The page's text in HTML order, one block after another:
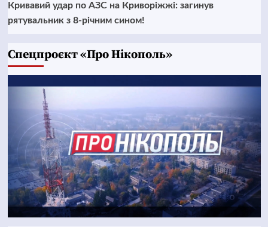
Кривавий удар по АЗС на Криворіжжі: загинув
рятувальник з 8-річним сином!
Cпецпроєкт «Про Нікополь»